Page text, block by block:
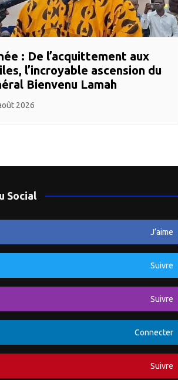
: De l’acquittement aux
l’incroyable ascension du
Bienvenu Lamah
2026
Social
J’aime
Suivre
Suivre
Connecter
Suivre